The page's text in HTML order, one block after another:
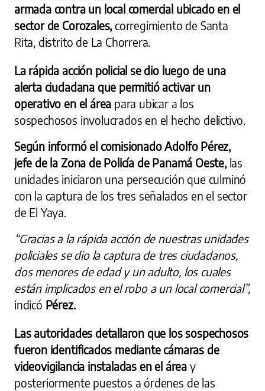
armada contra un local comercial ubicado en el
sector de Corozales, corregimiento de Santa
Rita, distrito de La Chorrera.
La rápida acción policial se dio luego de una
alerta ciudadana que permitió activar un
operativo en el área para ubicar a los
sospechosos involucrados en el hecho delictivo.
Según informó el comisionado Adolfo Pérez,
jefe de la Zona de Policía de Panamá Oeste, las
unidades iniciaron una persecución que culminó
con la captura de los tres señalados en el sector
de El Yaya.
“Gracias a la rápida acción de nuestras unidades
policiales se dio la captura de tres ciudadanos,
dos menores de edad y un adulto, los cuales
están implicados en el robo a un local comercial”,
indicó Pérez.
Las autoridades detallaron que los sospechosos
fueron identificados mediante cámaras de
videovigilancia instaladas en el áreay
posteriormente puestos a órdenes de las